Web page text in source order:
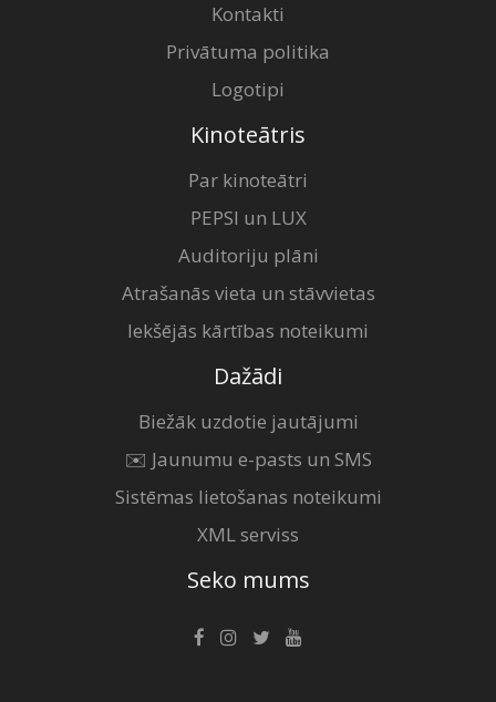
Kontakti
Privātuma politika
Logotipi
Kinoteātris
Par kinoteātri
PEPSI un LUX
Auditoriju plāni
Atrašanās vieta un stāvvietas
Iekšējās kārtības noteikumi
Dažādi
Biežāk uzdotie jautājumi
✉️ Jaunumu e-pasts un SMS
Sistēmas lietošanas noteikumi
XML serviss
Seko mums